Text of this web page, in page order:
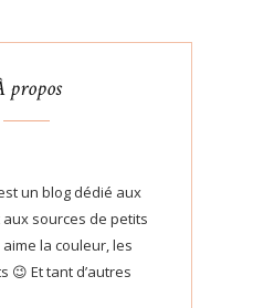
propos
un blog dédié aux
sources de petits
la couleur, les
😉 Et tant d’autres